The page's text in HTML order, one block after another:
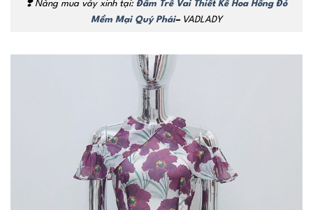
❣️ Nàng mua váy xinh tại: Đầm Trễ Vai Thiết Kế Hoa Hồng Đỏ
Mềm Mại Quý Phái–VADLADY